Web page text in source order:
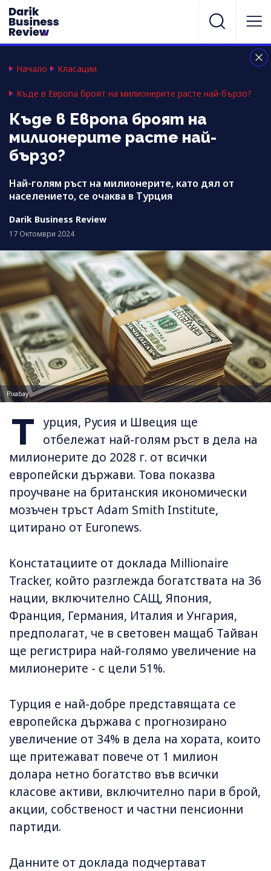
Начало Класации
Къде в Европа броят на милионерите расте най-бързо?
Къде в Европа броят на
милионерите расте най-
бързо?
Най-голям ръст на милионерите, като дял от
населението, се очаква в Турция
Darik Business Review
17 Октомври 2024
Pixabay
Т
урция, Русия и Швеция ще
отбележат най-голям ръст в дела на
милионерите до 2028 г. от всички
европейски държави. Това показва
проучване на британския икономически
мозъчен тръст Adam Smith Institute,
цитирано от Euronews.
Констатациите от доклада Millionaire
Tracker, който разглежда богатствата на 36
нации, включително САЩ, Япония,
Франция, Германия, Италия и Унгария,
предполагат, че в световен мащаб Тайван
ще регистрира най-голямо увеличение на
милионерите - с цели 51%.
Турция е най-добре представящата се
европейска държава с прогнозирано
увеличение от 34% в дела на хората, които
ще притежават повече от 1 милион
долара нетно богатство във всички
класове активи, включително пари в брой,
акции, собственост и частни пенсионни
партиди.
Данните от доклада подчертават